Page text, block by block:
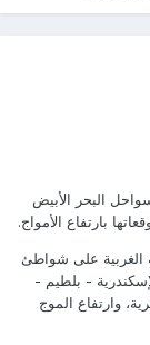
البحر الأبيض
بارتفاع الأمواج.
الغربية على شواطئ
- بلطيم -
وارتفاع الموج